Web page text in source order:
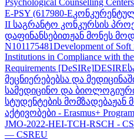
E-PSY (617980-E
II საგრანტო კონკურსის
დაფინანსებითჟან მონეს
N101175481Development of
Institutions in Compliance with
Requirements [DeSIRe]DESIRE
მეცნიერებებსა და
სამედიცინო და
სტუდენტების მომზადებაჟან
აქტივობები - Erasmus+
JMO-2022-HEI-TCH-RSCH -
— CSREU